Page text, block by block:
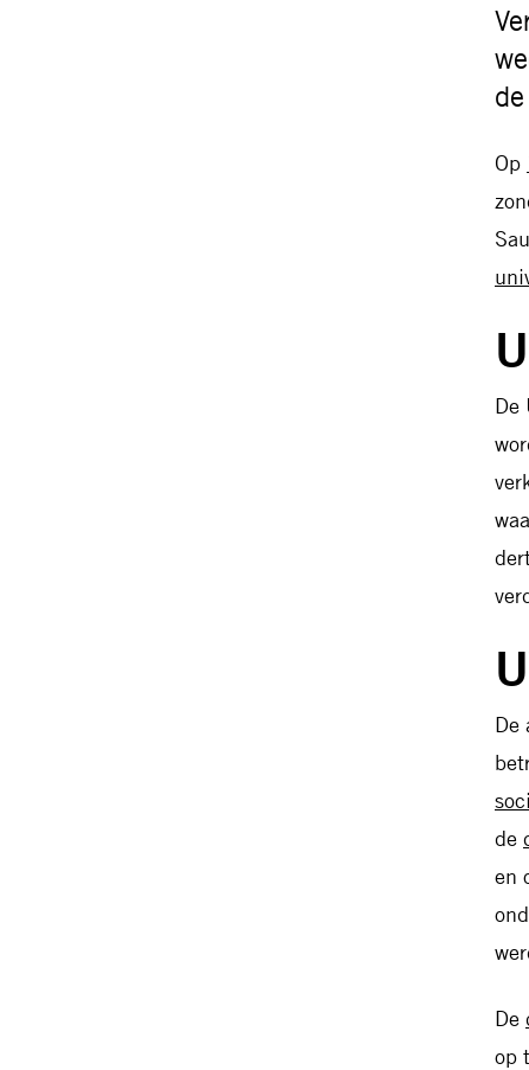
Op
De
De
de
en
De
op